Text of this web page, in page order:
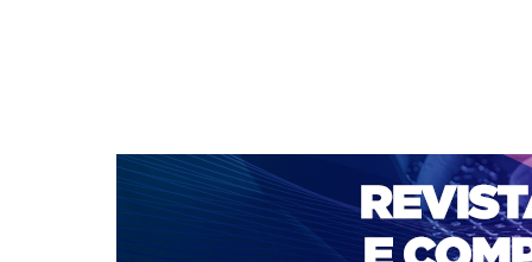
CAPA SOBRE ACESSO CADASTRO
NOTÍCIAS
PORTAL DE REVISTAS DA UNIFACS
PARA AVALIADORES
NOVA SUBMISSÃO